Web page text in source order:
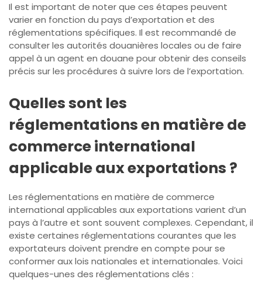
Il est important de noter que ces étapes peuvent
varier en fonction du pays d’exportation et des
réglementations spécifiques. Il est recommandé de
consulter les autorités douanières locales ou de faire
appel à un agent en douane pour obtenir des conseils
précis sur les procédures à suivre lors de l’exportation.
Quelles sont les
réglementations en matière de
commerce international
applicable aux exportations ?
Les réglementations en matière de commerce
international applicables aux exportations varient d’un
pays à l’autre et sont souvent complexes. Cependant, il
existe certaines réglementations courantes que les
exportateurs doivent prendre en compte pour se
conformer aux lois nationales et internationales. Voici
quelques-unes des réglementations clés :